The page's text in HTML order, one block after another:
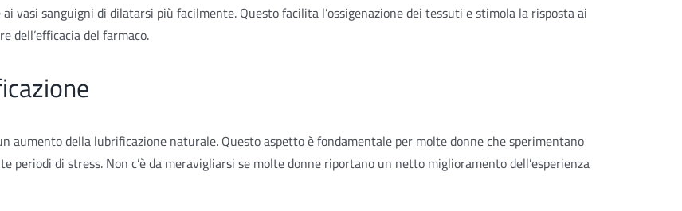
vasi sanguigni di dilatarsi più facilmente. Questo facilita l’ossigenazione dei tessuti e stimola la risposta ai
dell’efficacia del farmaco.
aumento della lubrificazione naturale. Questo aspetto è fondamentale per molte donne che sperimentano
periodi di stress. Non c’è da meravigliarsi se molte donne riportano un netto miglioramento dell’esperienza